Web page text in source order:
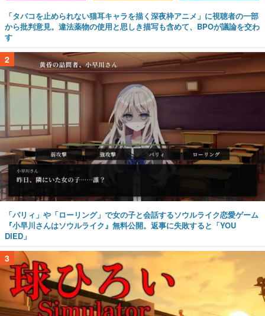
「タバコを止められない猫耳キャラを描く深夜枠アニメ」に視聴者の一部
から批判意見。違法薬物の使用と思しき描写も含めて、BPOが議論を交わ
す
2
「パリィ」や「ローリング」で女の子と会話するソウルライク恋愛ゲーム
『小早川さんはソウルライク』無料公開。返事に失敗すると「YOU
DIED」
3